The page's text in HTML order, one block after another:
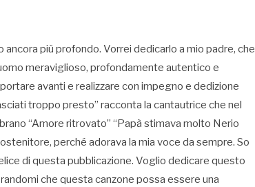
più profondo. Vorrei dedicarlo a mio padre, che
meraviglioso, profondamente autentico e
avanti e realizzare con impegno e dedizione
troppo presto” racconta la cantautrice che nel
“Amore ritrovato” “Papà stimava molto Nerio
perché adorava la mia voce da sempre. So
di questa pubblicazione. Voglio dedicare questo
che questa canzone possa essere una